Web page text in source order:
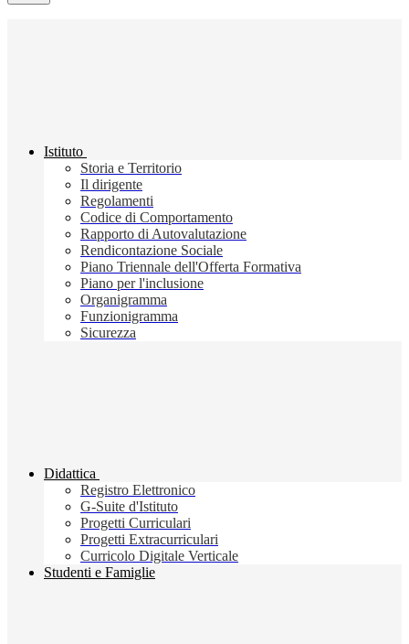
Istituto
Storia e Territorio
Il dirigente
Regolamenti
Codice di Comportamento
Rapporto di Autovalutazione
Rendicontazione Sociale
Piano Triennale dell'Offerta Formativa
Piano per l'inclusione
Organigramma
Funzionigramma
Sicurezza
Didattica
Registro Elettronico
G-Suite d'Istituto
Progetti Curriculari
Progetti Extracurriculari
Curricolo Digitale Verticale
Studenti e Famiglie